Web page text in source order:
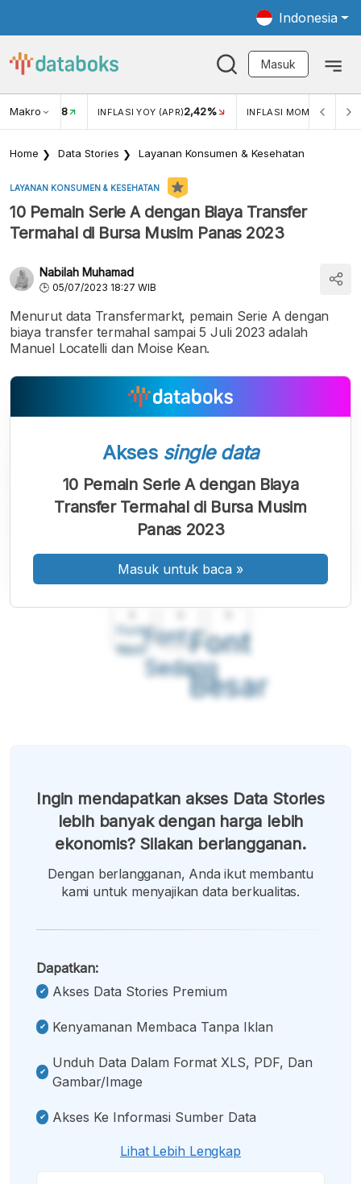
Indonesia
Masuk
Makro
USD/IDR 18 INFLASI YOY (APR)2,42% INFLASI MOM (APR)
Home Data Stories Layanan Konsumen & Kesehatan
LAYANAN KONSUMEN & KESEHATAN
10 Pemain Serie A dengan Biaya Transfer
Termahal di Bursa Musim Panas 2023
Nabilah Muhamad
05/07/2023 18:27 WIB
Menurut data Transfermarkt, pemain Serie A dengan
biaya transfer termahal sampai 5 Juli 2023 adalah
Manuel Locatelli dan Moise Kean.
Font
Kecil
Font
Sedang
Font
Besar
Akses single data
10 Pemain Serie A dengan Biaya
Transfer Termahal di Bursa Musim
Panas 2023
Masuk untuk baca »
Ingin mendapatkan akses Data Stories
lebih banyak dengan harga lebih
ekonomis? Silakan berlangganan.
Dengan berlangganan, Anda ikut membantu
kami untuk menyajikan data berkualitas.
Dapatkan:
Akses Data Stories Premium
Kenyamanan Membaca Tanpa Iklan
Unduh Data Dalam Format XLS, PDF, Dan
Gambar/image
Akses Ke Informasi Sumber Data
Lihat Lebih Lengkap